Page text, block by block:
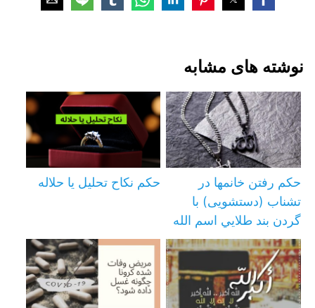
نوشته های مشابه
حکم رفتن خانمها در
تشناب (دستشویی) با
گردن بند طلايي اسم الله
حکم نکاح تحلیل یا حلاله